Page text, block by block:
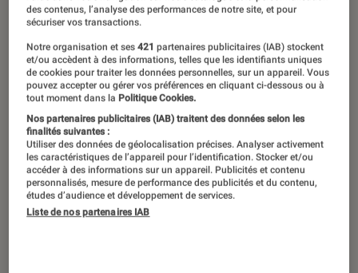
Momentum True Wireless 2 : Sennheiser
ajoute de la réduction de bruit active
ACTU
Casques audio • 13 mar. 2020
des contenus, l’analyse des performances de notre site, et pour
sécuriser vos transactions.
Notre organisation et ses421 partenaires publicitaires (IAB) stockent
et/ou accèdent à des informations, telles que les identifiants uniques
de cookies pour traiter les données personnelles, sur un appareil. Vous
pouvez accepter ou gérer vos préférences en cliquant ci-dessous ou à
tout moment dans la Politique Cookies.
Nos partenaires publicitaires (IAB) traitent des données selon les
finalités suivantes :
Utiliser des données de géolocalisation précises. Analyser activement
les caractéristiques de l’appareil pour l’identification. Stocker et/ou
accéder à des informations sur un appareil. Publicités et contenu
personnalisés, mesure de performance des publicités et du contenu,
études d’audience et développement de services.
Liste de nos partenaires IAB